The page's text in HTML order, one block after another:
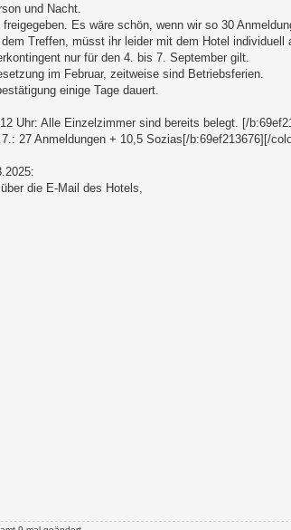
und Nacht.
Es wäre schön, wenn wir so 30
Treffen, müsst ihr leider mit dem Hotel individuell
nur für den 4. bis 7. September gilt.
im Februar, zeitweise sind Betriebsferien.
einige Tage dauert.
Uhr: Alle Einzelzimmer sind bereits belegt. [/
27 Anmeldungen + 10,5 Sozias[/b:69ef213676][/
die E-Mail des Hotels,